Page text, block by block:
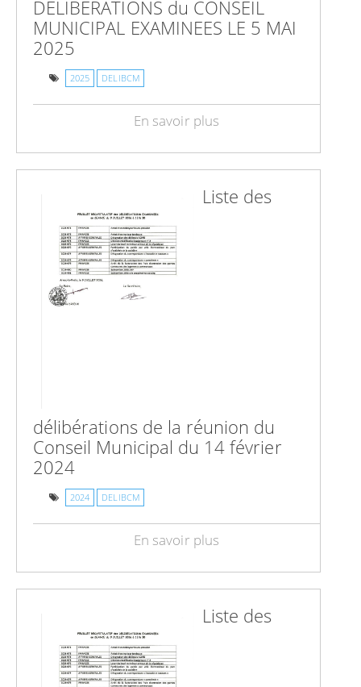
DELIBERATIONS du CONSEIL
MUNICIPAL EXAMINEES LE 5 MAI
2025
2025 DELIBCM
En savoir plus
Liste des
délibérations de la réunion du
Conseil Municipal du 14 février
2024
2024 DELIBCM
En savoir plus
Liste des